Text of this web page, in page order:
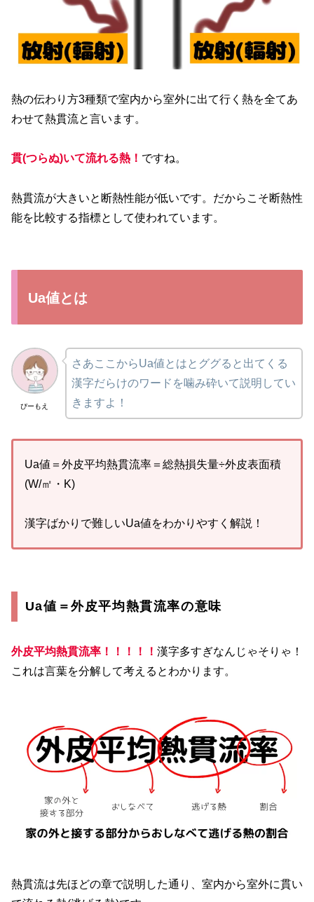
熱の伝わり方3種類で室内から室外に出て行く熱を全てあ
わせて熱貫流と言います。
貫(つらぬ)いて流れる熱！ ですね。
熱貫流が大きいと断熱性能が低いです。だからこそ断熱性
能を比較する指標として使われています。
Ua値とは
ぴーもえ
さあここからUa値とはとググると出てくる
漢字だらけのワードを噛み砕いて説明してい
きますよ！
Ua値＝外皮平均熱貫流率＝総熱損失量÷外皮表面積
(W/㎡・K)
漢字ばかりで難しいUa値をわかりやすく解説！
Ua値＝外皮平均熱貫流率の意味
外皮平均熱貫流率！！！！！ 漢字多すぎなんじゃそりゃ！
これは言葉を分解して考えるとわかります。
熱貫流は先ほどの章で説明した通り、室内から室外に貫い